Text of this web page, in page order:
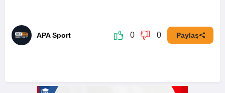
APA Sport 0 0 Paylaş